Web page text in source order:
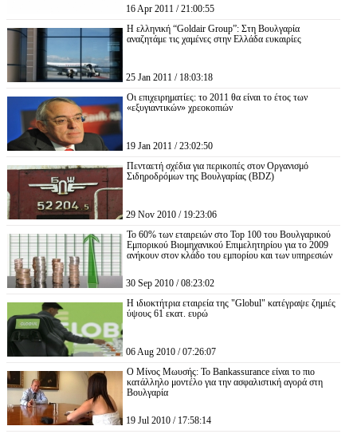
16 Apr 2011 / 21:00:55
Η ελληνική “Goldair Group”: Στη Βουλγαρία
αναζητάμε τις χαμένες στην Ελλάδα ευκαιρίες
25 Jan 2011 / 18:03:18
Οι επιχειρηματίες: το 2011 θα είναι το έτος των
«εξυγιαντικών» χρεοκοπιών
19 Jan 2011 / 23:02:50
Пενταετή σχέδια για περικοπές στον Οργανισμό
Σιδηροδρόμων της Βουλγαρίας (BDZ)
29 Nov 2010 / 19:23:06
Το 60% των εταιρειών στο Top 100 του Βουλγαρικού
Εμπορικού Βιομηχανικού Επιμελητηρίου για το 2009
ανήκουν στον κλάδο του εμπορίου και των υπηρεσιών
30 Sep 2010 / 08:23:02
Η ιδιοκτήτρια εταιρεία της "Globul" κατέγραψε ζημιές
ύψους 61 εκατ. ευρώ
06 Aug 2010 / 07:26:07
Ο Μίνος Μωυσής: Το Bankassurance είναι το πιο
κατάλληλο μοντέλο για την ασφαλιστική αγορά στη
Βουλγαρία
19 Jul 2010 / 17:58:14